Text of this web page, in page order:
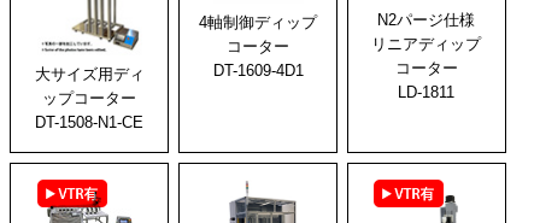
大サイズ用ディ
ップコーター
DT-1508-N1-CE
4軸制御ディップ
コーター
DT-1609-4D1
N2パージ仕様
リニアディップ
コーター
LD-1811